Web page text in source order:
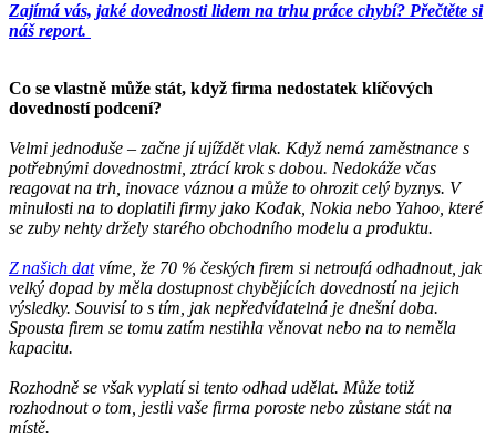
Zajímá vás, jaké dovednosti lidem na trhu práce chybí? Přečtěte si
náš report.
Co se vlastně může stát, když firma nedostatek klíčových
dovedností podcení?
Velmi jednoduše – začne jí ujíždět vlak. Když nemá zaměstnance s
potřebnými dovednostmi, ztrácí krok s dobou. Nedokáže včas
reagovat na trh, inovace váznou a může to ohrozit celý byznys. V
minulosti na to doplatili firmy jako Kodak, Nokia nebo Yahoo, které
se zuby nehty držely starého obchodního modelu a produktu.
Z našich datvíme, že 70 % českých firem si netroufá odhadnout, jak
velký dopad by měla dostupnost chybějících dovedností na jejich
výsledky. Souvisí to s tím, jak nepředvídatelná je dnešní doba.
Spousta firem se tomu zatím nestihla věnovat nebo na to neměla
kapacitu.
Rozhodně se však vyplatí si tento odhad udělat. Může totiž
rozhodnout o tom, jestli vaše firma poroste nebo zůstane stát na
místě.